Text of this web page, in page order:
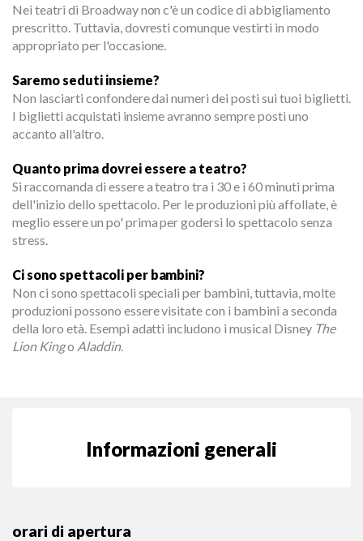
Nei teatri di Broadway non c'è un codice di abbigliamento
prescritto. Tuttavia, dovresti comunque vestirti in modo
appropriato per l'occasione.
Saremo seduti insieme?
Non lasciarti confondere dai numeri dei posti sui tuoi biglietti.
I biglietti acquistati insieme avranno sempre posti uno
accanto all'altro.
Quanto prima dovrei essere a teatro?
Si raccomanda di essere a teatro tra i 30 e i 60 minuti prima
dell'inizio dello spettacolo. Per le produzioni più affollate, è
meglio essere un po' prima per godersi lo spettacolo senza
stress.
Ci sono spettacoli per bambini?
Non ci sono spettacoli speciali per bambini, tuttavia, molte
produzioni possono essere visitate con i bambini a seconda
della loro età. Esempi adatti includono i musical Disney The
Lion Kingo Aladdin.
Informazioni generali
orari di apertura